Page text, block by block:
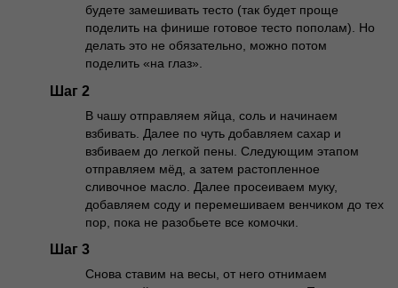
будете замешивать тесто (так будет проще
поделить на финише готовое тесто пополам). Но
делать это не обязательно, можно потом
поделить «на глаз».
Шаг 2
В чашу отправляем яйца, соль и начинаем
взбивать. Далее по чуть добавляем сахар и
взбиваем до легкой пены. Следующим этапом
отправляем мёд, а затем растопленное
сливочное масло. Далее просеиваем муку,
добавляем соду и перемешиваем венчиком до тех
пор, пока не разобьете все комочки.
Шаг 3
Снова ставим на весы, от него отнимаем